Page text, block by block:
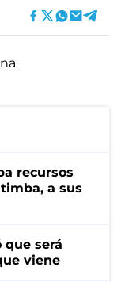
recursos
a sus
será
viene